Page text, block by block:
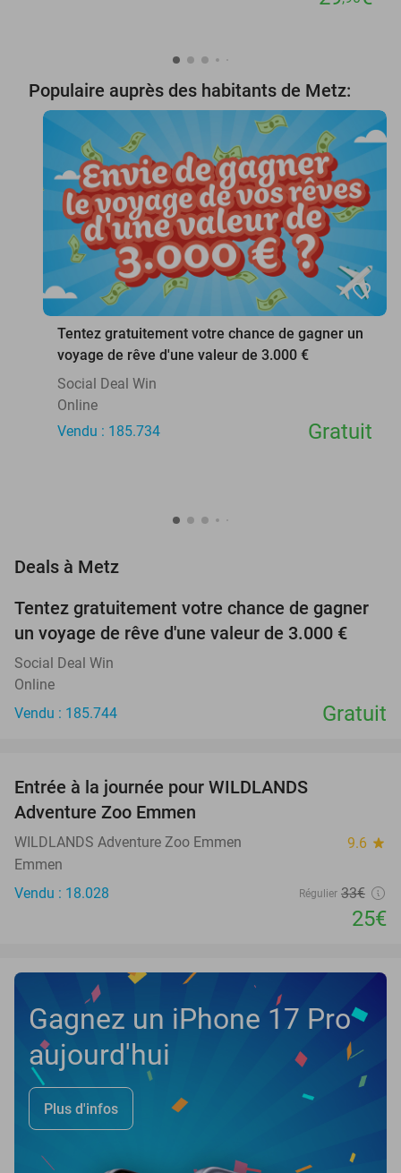
Populaire auprès des habitants de Metz:
favorite_border
Tentez gratuitement votre chance de gagner un
voyage de rêve d'une valeur de 3.000 €
Social Deal Win
Online
Vendu : 185.734
Gratuit
Deals à Metz
Tentez gratuitement votre chance de gagner
un voyage de rêve d'une valeur de 3.000 €
Social Deal Win
Online
Vendu : 185.744
Gratuit
Entrée à la journée pour WILDLANDS
Adventure Zoo Emmen
WILDLANDS Adventure Zoo Emmen 9.6 star
Emmen
Vendu : 18.028
Régulier 33€
25€
Gagnez un iPhone 17 Pro
aujourd'hui
Plus d'infos